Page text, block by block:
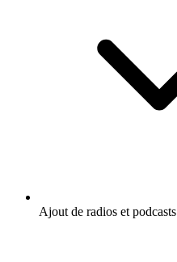
Ajout de radios et